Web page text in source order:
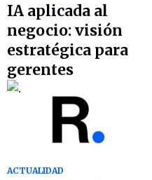
IA aplicada al
negocio: visión
estratégica para
gerentes
ACTUALIDAD